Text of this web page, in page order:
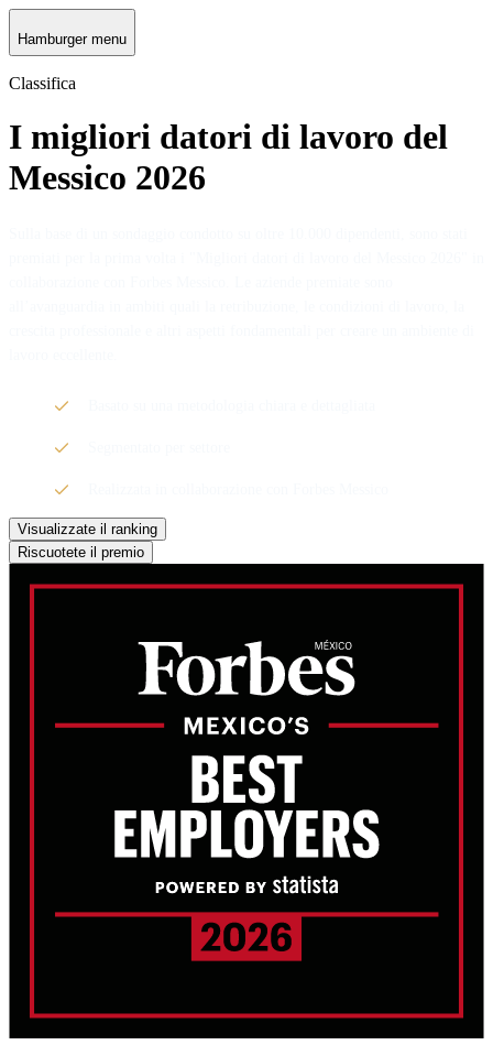
Hamburger menu
Classifica
I migliori datori di lavoro del
Messico 2026
Visualizzate il ranking
Riscuotete il premio